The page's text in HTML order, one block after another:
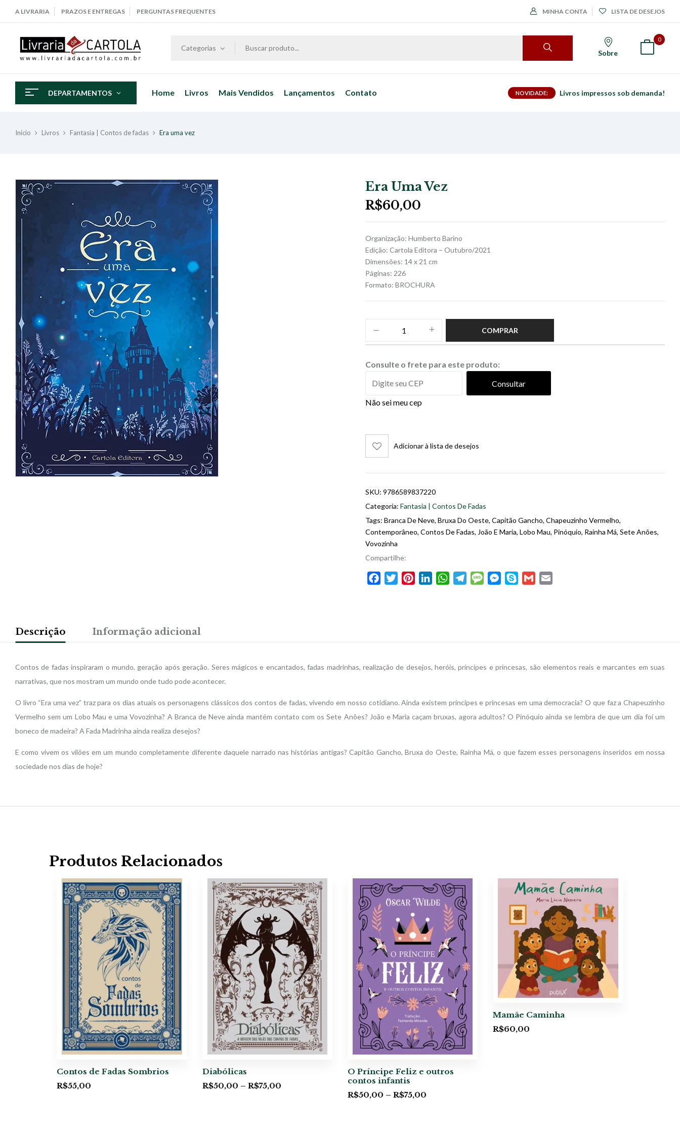
A LIVRARIA PRAZOS E ENTREGAS PERGUNTAS FREQUENTES MINHA CONTA LISTA DE DESEJOS
Categorias
Sobre
0
DEPARTAMENTOS Home Livros Mais Vendidos Lançamentos Contato NOVIDADE: Livros impressos sob demanda!
Início Livros Fantasia | Contos de fadas Era uma vez
Era Uma Vez
R$60,00
Organização: Humberto Barino
Edição: Cartola Editora – Outubro/2021
Dimensões: 14 x 21 cm
Páginas: 226
Formato: BROCHURA
COMPRAR
Consulte o frete para este produto:
Consultar
Não sei meu cep
Adicionar à lista de desejos
SKU: 9786589837220
Categoria: Fantasia | Contos De Fadas
Tags: Branca De Neve, Bruxa Do Oeste, Capitão Gancho, Chapeuzinho Vermelho,
Contemporâneo, Contos De Fadas, João E Maria, Lobo Mau, Pinóquio, Rainha Má, Sete Anões,
Vovozinha
Compartilhe:
FacebookTwitterPinterestLinkedInWhatsAppTelegramMessageMessenger
Skype Gmail
Descrição Informação adicional
Contos de fadas inspiraram o mundo, geração após geração. Seres mágicos e encantados, fadas madrinhas, realização de desejos, heróis, príncipes e princesas, são elementos reais e marcantes em suas
narrativas, que nos mostram um mundo onde tudo pode acontecer.
O livro “Era uma vez” traz para os dias atuais os personagens clássicos dos contos de fadas, vivendo em nosso cotidiano. Ainda existem príncipes e princesas em uma democracia? O que faz a Chapeuzinho
Vermelho sem um Lobo Mau e uma Vovozinha? A Branca de Neve ainda mantém contato com os Sete Anões? João e Maria caçam bruxas, agora adultos? O Pinóquio ainda se lembra de que um dia foi um
boneco de madeira? A Fada Madrinha ainda realiza desejos?
E como vivem os vilões em um mundo completamente diferente daquele narrado nas histórias antigas? Capitão Gancho, Bruxa do Oeste, Rainha Má, o que fazem esses personagens inseridos em nossa
sociedade nos dias de hoje?
Produtos Relacionados
Contos de Fadas Sombrios
R$55,00
Diabólicas
R$50,00 – R$75,00
O Príncipe Feliz e outros
contos infantis
R$50,00 – R$75,00
Mamãe Caminha
R$60,00